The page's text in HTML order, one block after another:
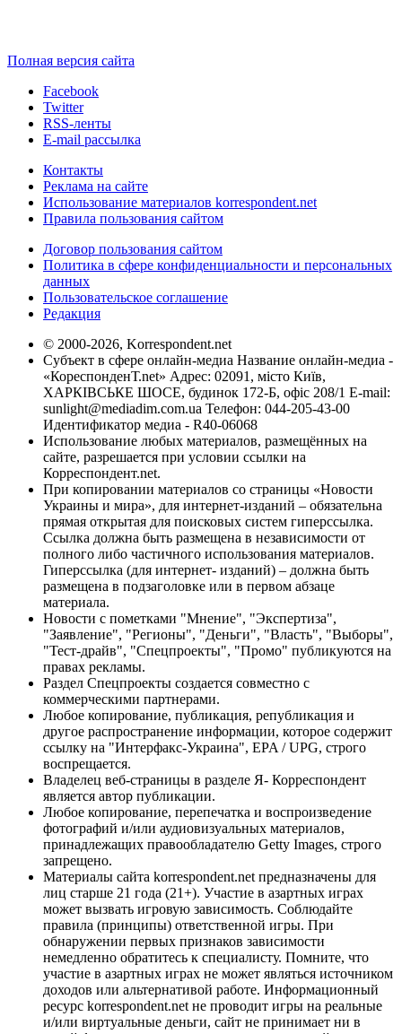
Полная версия сайта
Facebook
Twitter
RSS-ленты
E-mail рассылка
Контакты
Реклама на сайте
Использование материалов korrespondent.net
Правила пользования сайтом
Договор пользования сайтом
Политика в сфере конфиденциальности и персональных
данных
Пользовательское соглашение
Редакция
© 2000-2026, Korrespondent.net
Субъект в сфере онлайн-медиа Название онлайн-медиа -
«КореспонденТ.net» Адрес: 02091, місто Київ,
ХАРКІВСЬКЕ ШОСЕ, будинок 172-Б, офіс 208/1 E-mail:
sunlight@mediadim.com.ua Телефон: 044-205-43-00
Идентификатор медиа - R40-06068
Использование любых материалов, размещённых на
сайте, разрешается при условии ссылки на
Корреспондент.net.
При копировании материалов со страницы «Новости
Украины и мира», для интернет-изданий – обязательна
прямая открытая для поисковых систем гиперссылка.
Ссылка должна быть размещена в независимости от
полного либо частичного использования материалов.
Гиперссылка (для интернет- изданий) – должна быть
размещена в подзаголовке или в первом абзаце
материала.
Новости с пометками "Мнение", "Экспертиза",
"Заявление", "Регионы", "Деньги", "Власть", "Выборы",
"Тест-драйв", "Спецпроекты", "Промо" публикуются на
правах рекламы.
Раздел Спецпроекты создается совместно с
коммерческими партнерами.
Любое копирование, публикация, републикация и
другое распространение информации, которое содержит
ссылку на "Интерфакс-Украина", EPA / UPG, строго
воспрещается.
Владелец веб-страницы в разделе Я- Корреспондент
является автор публикации.
Любое копирование, перепечатка и воспроизведение
фотографий и/или аудиовизуальных материалов,
принадлежащих правообладателю Getty Images, строго
запрещено.
Материалы сайта korrespondent.net предназначены для
лиц старше 21 года (21+). Участие в азартных играх
может вызвать игровую зависимость. Соблюдайте
правила (принципы) ответственной игры. При
обнаружении первых признаков зависимости
немедленно обратитесь к специалисту. Помните, что
участие в азартных играх не может являться источником
доходов или альтернативой работе. Информационный
ресурс korrespondent.net не проводит игры на реальные
и/или виртуальные деньги, сайт не принимает ни в